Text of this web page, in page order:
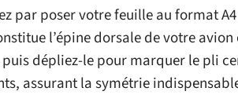
par poser votre feuille au format
l’épine dorsale de votre avion
dépliez-le pour marquer le pli
assurant la symétrie